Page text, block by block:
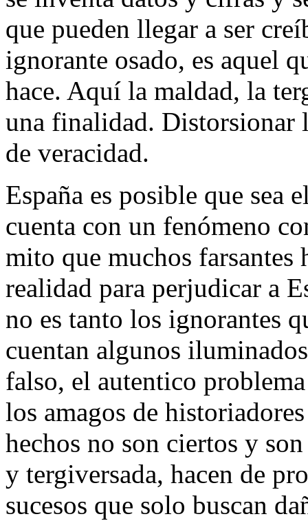
que pueden llegar a ser
ignorante osado, es aquel
hace. Aquí la maldad, la
una finalidad. Distorsionar
de veracidad.
España es posible que sea
cuenta con un fenómeno
mito que muchos farsantes
realidad para perjudicar a
no es tanto los ignorantes
cuentan algunos
falso, el autentico
los amagos de
hechos no son ciertos y
y tergiversada, hacen de
sucesos que solo buscan